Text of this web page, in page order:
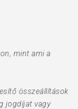
mint ami a
összeállítások
jogdíjat vagy